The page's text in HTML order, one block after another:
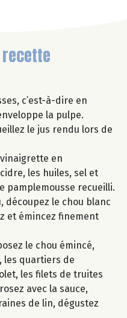
recette
c’est-à-dire en
la pulpe.
le jus rendu lors de
en
les huiles, sel et
pamplemousse recueilli.
découpez le chou blanc
et émincez finement
le chou émincé,
les quartiers de
les filets de truites
avec la sauce,
de lin, dégustez